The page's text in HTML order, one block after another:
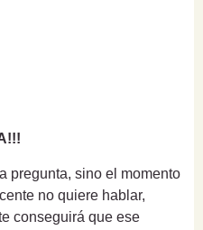
pregunta, sino el momento
no quiere hablar,
conseguirá que ese